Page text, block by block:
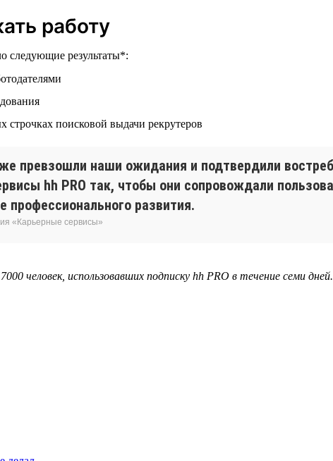
работу
следующие результаты*:
строчках поисковой выдачи рекрутеров
превзошли наши ожидания и подтвердили
hh PRO так, чтобы они сопровождали
развития.
«Карьерные сервисы»
человек, использовавших подписку hh PRO в течение семи дней.